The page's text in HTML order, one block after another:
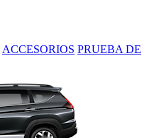
ACCESORIOS PRUEBA DE